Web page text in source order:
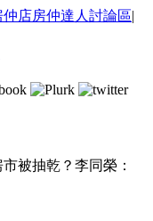
仲店房仲達人 討論區|
被抽乾？李同榮：